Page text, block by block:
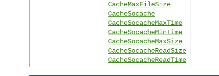
CacheMaxFileSize
CacheSocache
CacheSocacheMaxTime
CacheSocacheMinTime
CacheSocacheMaxSize
CacheSocacheReadSize
CacheSocacheReadTime